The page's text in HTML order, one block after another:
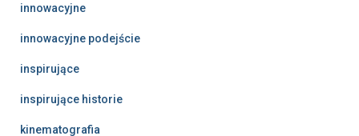
innowacyjne
innowacyjne podejście
inspirujące
inspirujące historie
kinematografia